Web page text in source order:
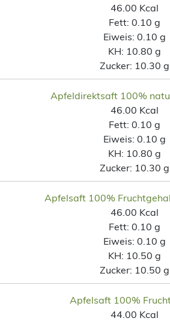
46.00 Kcal
Fett: 0.10 g
Eiweis: 0.10 g
KH: 10.80 g
Zucker: 10.30 g
Apfeldirektsaft 100%
46.00 Kcal
Fett: 0.10 g
Eiweis: 0.10 g
KH: 10.80 g
Zucker: 10.30 g
Apfelsaft 100%
46.00 Kcal
Fett: 0.10 g
Eiweis: 0.10 g
KH: 10.50 g
Zucker: 10.50 g
Apfelsaft 100%
44.00 Kcal